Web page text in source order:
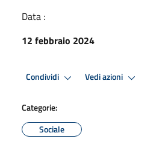
Data :
12 febbraio 2024
Condividi Vedi azioni
Categorie:
Sociale